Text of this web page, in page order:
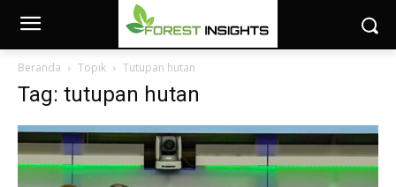
Beranda Topik Tutupan hutan
Tag: tutupan hutan